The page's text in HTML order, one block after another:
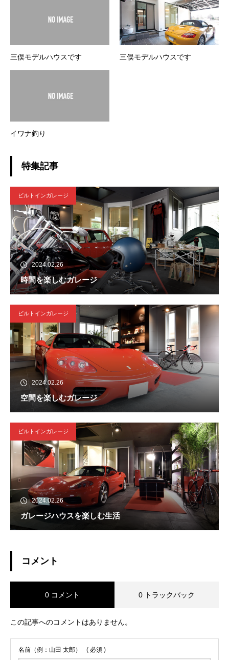
三俣モデルハウスです 三俣モデルハウスです
イワナ釣り
特集記事
ビルトインガレージ
2024.02.26
時間を楽しむガレージ
ビルトインガレージ
2024.02.26
空間を楽しむガレージ
ビルトインガレージ
2024.02.26
ガレージハウスを楽しむ生活
コメント
0 コメント 0 トラックバック
この記事へのコメントはありません。
名前（例：山田 太郎） ( 必須 )